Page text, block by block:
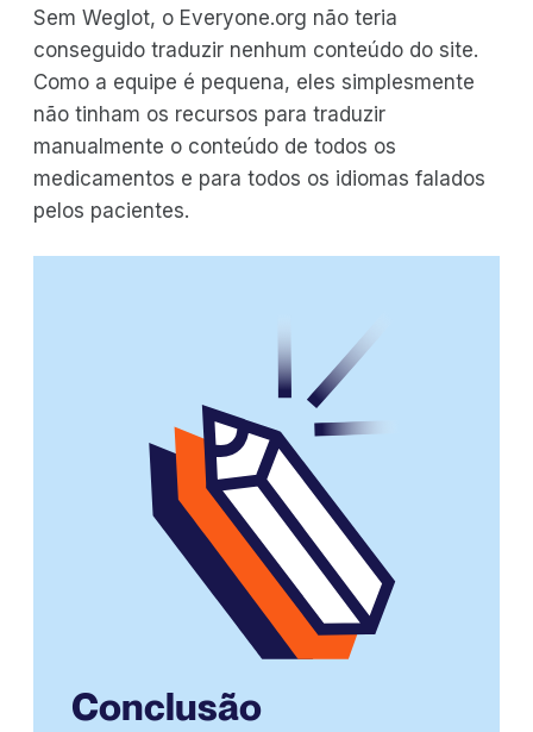
Sem Weglot, o Everyone.org não teria
conseguido traduzir nenhum conteúdo do site.
Como a equipe é pequena, eles simplesmente
não tinham os recursos para traduzir
manualmente o conteúdo de todos os
medicamentos e para todos os idiomas falados
pelos pacientes.
Conclusão